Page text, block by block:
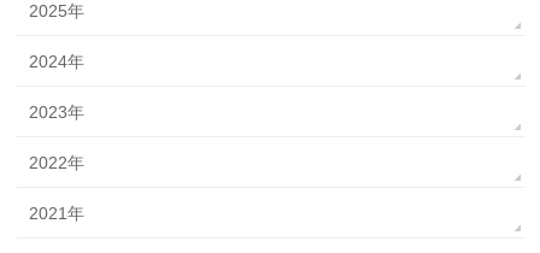
2025年
2024年
2023年
2022年
2021年